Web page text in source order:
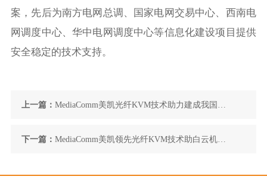
案，先后为南方电网总调、国家电网交易中心、西南电
网调度中心、华中电网调度中心等信息化建设项目提供
安全稳定的技术支持。
上一篇： MediaComm美凯光纤KVM技术助力建成我国最
先进智能城市配电网
下一篇： MediaComm美凯领先光纤KVM技术助白云机场